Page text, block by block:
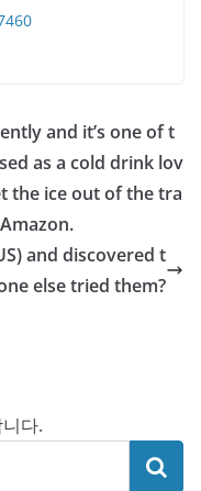
and it’s one of t
as a cold drink lov
the ice out of the tra
and discovered t
else tried them?
다.